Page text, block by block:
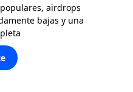
airdrops
bajas y una